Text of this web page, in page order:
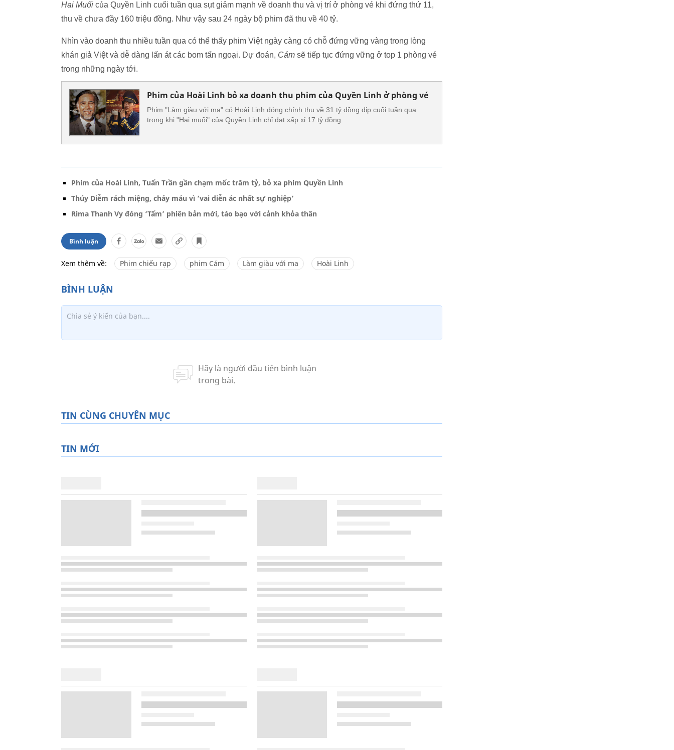
Hai Muối của Quyền Linh cuối tuần qua sụt giảm mạnh về doanh thu và vị trí ở phòng vé khi đứng thứ 11,
thu về chưa đầy 160 triệu đồng. Như vậy sau 24 ngày bộ phim đã thu về 40 tỷ.
Nhìn vào doanh thu nhiều tuần qua có thể thấy phim Việt ngày càng có chỗ đứng vững vàng trong lòng
khán giả Việt và dễ dàng lấn át các bom tấn ngoại. Dự đoán, Cám sẽ tiếp tục đứng vững ở top 1 phòng vé
trong những ngày tới.
Phim của Hoài Linh bỏ xa doanh thu phim của Quyền Linh ở phòng vé
Phim "Làm giàu với ma" có Hoài Linh đóng chính thu về 31 tỷ đồng dịp cuối tuần qua
trong khi "Hai muối" của Quyền Linh chỉ đạt xấp xỉ 17 tỷ đồng.
Phim của Hoài Linh, Tuấn Trần gần chạm mốc trăm tỷ, bỏ xa phim Quyền Linh
Thúy Diễm rách miệng, chảy máu vì ‘vai diễn ác nhất sự nghiệp’
Rima Thanh Vy đóng ‘Tấm’ phiên bản mới, táo bạo với cảnh khỏa thân
Bình luận
Xem thêm về: Phim chiếu rạp phim Cám Làm giàu với ma Hoài Linh
TIN CÙNG CHUYÊN MỤC
TIN MỚI